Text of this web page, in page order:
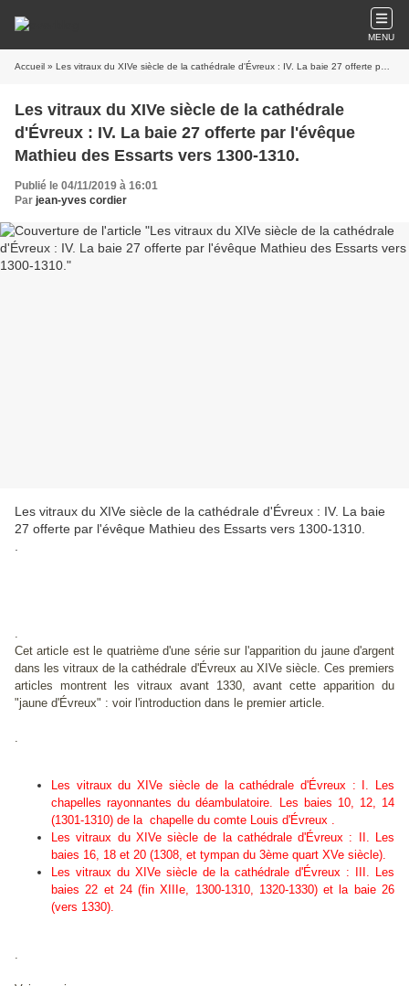
MENU
Accueil » Les vitraux du XIVe siècle de la cathédrale d'Évreux : IV. La baie 27 offerte par l'évêque Mathieu des Essarts vers 1300-1310.
Les vitraux du XIVe siècle de la cathédrale
d'Évreux : IV. La baie 27 offerte par l'évêque
Mathieu des Essarts vers 1300-1310.
Publié le 04/11/2019 à 16:01
Par jean-yves cordier
Les vitraux du XIVe siècle de la cathédrale d'Évreux : IV. La baie
27 offerte par l'évêque Mathieu des Essarts vers 1300-1310.
.
Cet article est le quatrième d'une série sur l'apparition du jaune d'argent
dans les vitraux de la cathédrale d'Évreux au XIVe siècle. Ces premiers
articles montrent les vitraux avant 1330, avant cette apparition du
"jaune d'Évreux" : voir l'introduction dans le premier article.
.
Les vitraux du XIVe siècle de la cathédrale d'Évreux : I. Les
chapelles rayonnantes du déambulatoire. Les baies 10, 12, 14
(1301-1310) de la chapelle du comte Louis d'Évreux .
Les vitraux du XIVe siècle de la cathédrale d'Évreux : II. Les
baies 16, 18 et 20 (1308, et tympan du 3ème quart XVe siècle).
Les vitraux du XIVe siècle de la cathédrale d'Évreux : III. Les
baies 22 et 24 (fin XIIIe, 1300-1310, 1320-1330) et la baie 26
(vers 1330).
.